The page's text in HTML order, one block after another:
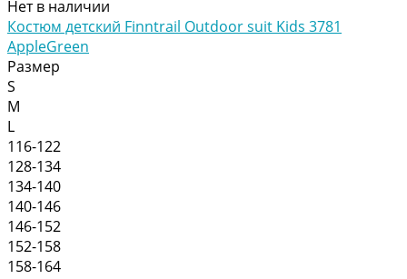
Нет в наличии
Коcтюм детский Finntrail Outdoor suit Kids 3781
AppleGreen
Размер
S
M
L
116-122
128-134
134-140
140-146
146-152
152-158
158-164